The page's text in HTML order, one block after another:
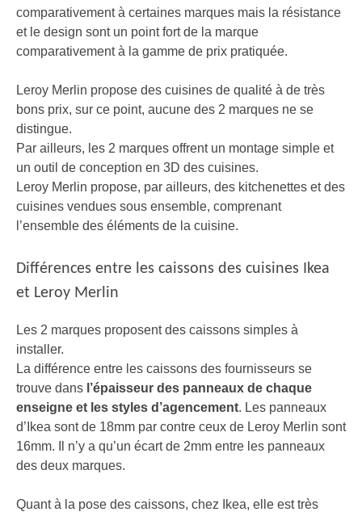
comparativement à certaines marques mais la résistance
et le design sont un point fort de la marque
comparativement à la gamme de prix pratiquée.
Leroy Merlin propose des cuisines de qualité à de très
bons prix, sur ce point, aucune des 2 marques ne se
distingue.
Par ailleurs, les 2 marques offrent un montage simple et
un outil de conception en 3D des cuisines.
Leroy Merlin propose, par ailleurs, des kitchenettes et des
cuisines vendues sous ensemble, comprenant
l’ensemble des éléments de la cuisine.
Différences entre les caissons des cuisines Ikea
et Leroy Merlin
Les 2 marques proposent des caissons simples à
installer.
La différence entre les caissons des fournisseurs se
trouve dans l’épaisseur des panneaux de chaque
enseigne et les styles d’agencement. Les panneaux
d’Ikea sont de 18mm par contre ceux de Leroy Merlin sont
16mm. Il n’y a qu’un écart de 2mm entre les panneaux
des deux marques.
Quant à la pose des caissons, chez Ikea, elle est très